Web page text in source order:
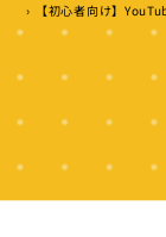
【初心者向け】